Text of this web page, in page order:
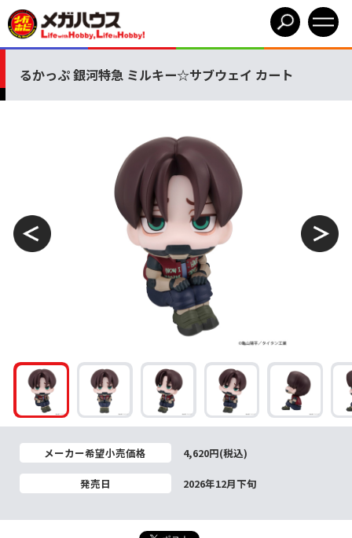
るかっぷ 銀河特急 ミルキー☆サブウェイ カート
メーカー希望小売価格 4,620円(税込)
発売日 2026年12月下旬